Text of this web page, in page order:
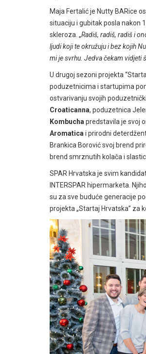
Maja Fertalić je Nutty BARice
situaciju i gubitak posla nakon
skleroza. „Radiš, radiš, radiš i
ljudi koji te okružuju i bez kojih
mi je svrhu. Jedva čekam vidjeti
U drugoj sezoni projekta
poduzetnicima i startupima
ostvarivanju svojih
Croaticanna, poduzetnica
Kombucha predstavila je svoj
Aromatica i prirodni
Brankica Borović svoj brend
brend smrznutih kolača i
SPAR Hrvatska je svim
INTERSPAR hipermarketa.
su za sve buduće generacije
projekta „Startaj Hrvatska” za